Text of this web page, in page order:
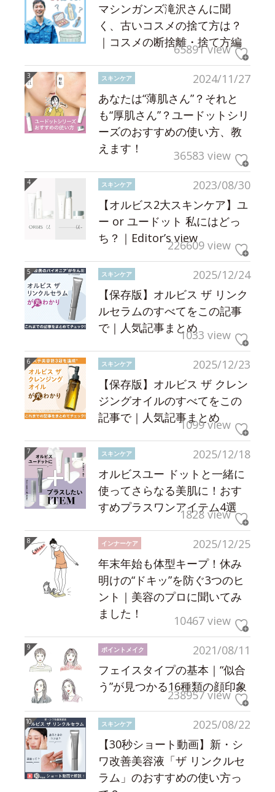
マシンガンズ滝沢さんに聞
く、古いコスメの捨て方は？
｜コスメの断捨離・捨て方編
65891 view
2024/11/27
スキンケア
あなたは“薄肌さん”？それと
も“厚肌さん”？ユードットシリ
ーズのおすすめの使い方、教
えます！
36583 view
2023/08/30
スキンケア
【オルビス2大スキンケア】ユ
ー or ユードット 私にはどっ
ち？｜Editor’s view226609 view
2025/12/24
スキンケア
【保存版】オルビス ザ リンク
ルセラムのすべてをこの記事
で｜人気記事まとめ1033 view
2025/12/23
スキンケア
【保存版】オルビス ザ クレン
ジングオイルのすべてをこの
記事で｜人気記事まとめ
1099 view
2025/12/18
スキンケア
オルビスユー ドットと一緒に
使ってさらなる美肌に！おす
すめプラスワンアイテム4選
1828 view
2025/12/25
インナーケア
年末年始も体型キープ！休み
明けの“ドキッ”を防ぐ3つのヒ
ント｜美容のプロに聞いてみ
ました！
10467 view
2021/08/11
ポイントメイク
フェイスタイプの基本｜“似合
う”が見つかる16種類の顔印象
238957 view
2025/08/22
スキンケア
【30秒ショート動画】新・シ
ワ改善美容液「ザ リンクルセ
ラム」のおすすめの使い方っ